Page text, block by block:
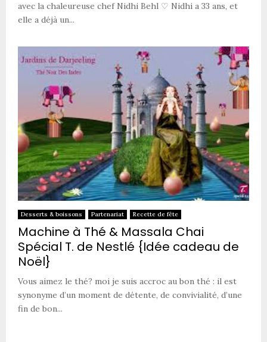
avec la chaleureuse chef Nidhi Behl ♡ Nidhi a 33 ans, et
elle a déjà un...
Desserts & boissons Partenariat Recette de fête
Machine à Thé & Massala Chai
Spécial T. de Nestlé {Idée cadeau de
Noël}
Vous aimez le thé? moi je suis accroc au bon thé : il est
synonyme d’un moment de détente, de convivialité, d’une
fin de bon...